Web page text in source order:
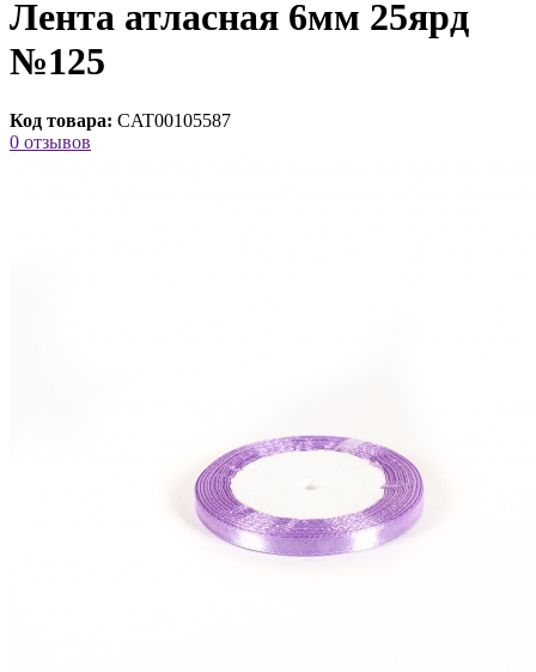
Лента атласная 6мм 25ярд
№125
Код товара: CAT00105587
0 отзывов